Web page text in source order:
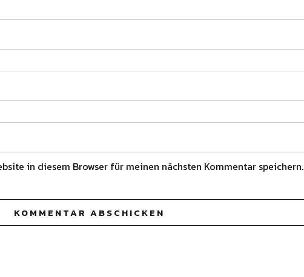
in diesem Browser für meinen nächsten Kommentar speichern.